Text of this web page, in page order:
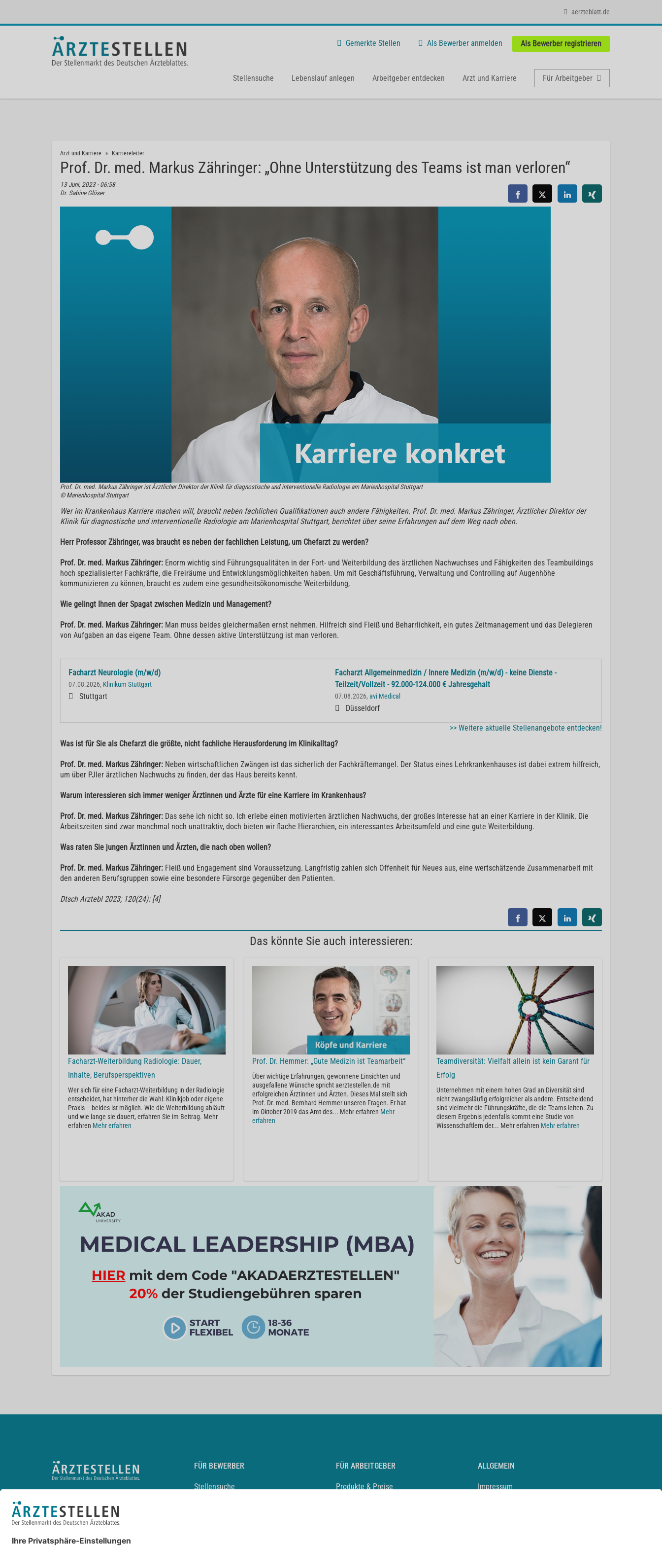
aerzteblatt.de
Gemerkte Stellen Als Bewerber anmelden Als Bewerber registrieren
Stellensuche Lebenslauf anlegen Arbeitgeber entdecken Arzt und Karriere Für Arbeitgeber
Arzt und Karriere Karriereleiter
Prof. Dr. med. Markus Zähringer: „Ohne Unterstützung des Teams ist man verloren“
13 Juni, 2023 - 06:58
Dr. Sabine Glöser
Prof. Dr. med. Markus Zähringer ist Ärztlicher Direktor der Klinik für diagnostische und interventionelle Radiologie am Marienhospital Stuttgart
© Marienhospital Stuttgart
Wer im Krankenhaus Karriere machen will, braucht neben fachlichen Qualifikationen auch andere Fähigkeiten. Prof. Dr. med. Markus Zähringer, Ärztlicher Direktor der
Klinik für diagnostische und interventionelle Radiologie am Marienhospital Stuttgart, berichtet über seine Erfahrungen auf dem Weg nach oben.
Herr Professor Zähringer, was braucht es neben der fachlichen Leistung, um Chefarzt zu werden?
Prof. Dr. med. Markus Zähringer: Enorm wichtig sind Führungsqualitäten in der Fort- und Weiterbildung des ärztlichen Nachwuchses und Fähigkeiten des Teambuildings
hoch spezialisierter Fachkräfte, die Freiräume und Entwicklungsmöglichkeiten haben. Um mit Geschäftsführung, Verwaltung und Controlling auf Augenhöhe
kommunizieren zu können, braucht es zudem eine gesundheitsökonomische Weiterbildung,
Wie gelingt Ihnen der Spagat zwischen Medizin und Management?
Prof. Dr. med. Markus Zähringer: Man muss beides gleichermaßen ernst nehmen. Hilfreich sind Fleiß und Beharrlichkeit, ein gutes Zeitmanagement und das Delegieren
von Aufgaben an das eigene Team. Ohne dessen aktive Unterstützung ist man verloren.
Facharzt Neurologie (m/w/d)
07.08.2026, Klinikum Stuttgart
Stuttgart
Facharzt Allgemeinmedizin / Innere Medizin (m/w/d) - keine Dienste -
Teilzeit/Vollzeit - 92.000-124.000 € Jahresgehalt
07.08.2026, avi Medical
Düsseldorf
>> Weitere aktuelle Stellenangebote entdecken!
Was ist für Sie als Chefarzt die größte, nicht fachliche Herausforderung im Klinikalltag?
Prof. Dr. med. Markus Zähringer: Neben wirtschaftlichen Zwängen ist das sicherlich der Fachkräftemangel. Der Status eines Lehrkrankenhauses ist dabei extrem hilfreich,
um über PJler ärztlichen Nachwuchs zu finden, der das Haus bereits kennt.
Warum interessieren sich immer weniger Ärztinnen und Ärzte für eine Karriere im Krankenhaus?
Prof. Dr. med. Markus Zähringer: Das sehe ich nicht so. Ich erlebe einen motivierten ärztlichen Nachwuchs, der großes Interesse hat an einer Karriere in der Klinik. Die
Arbeitszeiten sind zwar manchmal noch unattraktiv, doch bieten wir flache Hierarchien, ein interessantes Arbeitsumfeld und eine gute Weiterbildung.
Was raten Sie jungen Ärztinnen und Ärzten, die nach oben wollen?
Prof. Dr. med. Markus Zähringer: Fleiß und Engagement sind Voraussetzung. Langfristig zahlen sich Offenheit für Neues aus, eine wertschätzende Zusammenarbeit mit
den anderen Berufsgruppen sowie eine besondere Fürsorge gegenüber den Patienten.
Dtsch Arztebl 2023; 120(24): [4]
Das könnte Sie auch interessieren:
Facharzt-Weiterbildung Radiologie: Dauer,
Inhalte, Berufsperspektiven
Wer sich für eine Facharzt-Weiterbildung in der Radiologie
entscheidet, hat hinterher die Wahl: Klinikjob oder eigene
Praxis – beides ist möglich. Wie die Weiterbildung abläuft
und wie lange sie dauert, erfahren Sie im Beitrag. Mehr
erfahren Mehr erfahren
Prof. Dr. Hemmer: „Gute Medizin ist Teamarbeit“
Über wichtige Erfahrungen, gewonnene Einsichten und
ausgefallene Wünsche spricht aerztestellen.de mit
erfolgreichen Ärztinnen und Ärzten. Dieses Mal stellt sich
Prof. Dr. med. Bernhard Hemmer unseren Fragen. Er hat
im Oktober 2019 das Amt des... Mehr erfahren Mehr
erfahren
Teamdiversität: Vielfalt allein ist kein Garant für
Erfolg
Unternehmen mit einem hohen Grad an Diversität sind
nicht zwangsläufig erfolgreicher als andere. Entscheidend
sind vielmehr die Führungskräfte, die die Teams leiten. Zu
diesem Ergebnis jedenfalls kommt eine Studie von
Wissenschaftlern der... Mehr erfahren Mehr erfahren
FÜR BEWERBER
Stellensuche
FÜR ARBEITGEBER
Produkte & Preise
ALLGEMEIN
Impressum